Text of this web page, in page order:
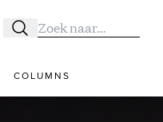
Zoeken
Zoek naar:
COLUMNS